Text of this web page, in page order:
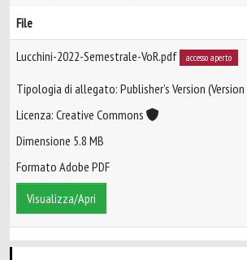
File
Lucchini-2022-Semestrale-VoR.pdf accesso aperto
Tipologia di allegato: Publisher’s Version (Version
Licenza: Creative Commons
Dimensione 5.8 MB
Formato Adobe PDF
Visualizza/Apri